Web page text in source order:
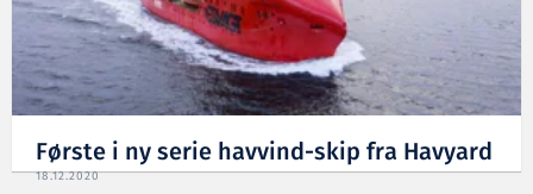
Første i ny serie havvind-skip fra Havyard
18.12.2020